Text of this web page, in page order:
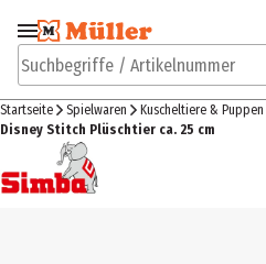
Zur Navigation
springen
Suchbegriffe / Artikelnummer
Startseite Spielwaren Kuscheltiere & Puppen
Disney Stitch Plüschtier ca. 25 cm